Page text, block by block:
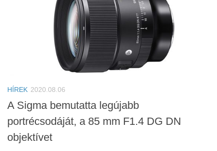
HÍREK 2020.08.06
A Sigma bemutatta legújabb
portrécsodáját, a 85 mm F1.4 DG DN
objektívet